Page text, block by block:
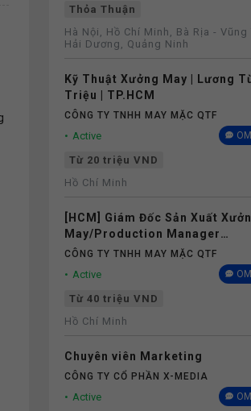
Thỏa Thuận
Hà Nội, Hồ Chí Minh, Bà Rịa - Vũng
Hải Dương, Quảng Ninh
Kỹ Thuật Xưởng May | Lương
Triệu | TP.HCM
CÔNG TY TNHH MAY MẶC QTF
Active
Từ 20 triệu VND
Hồ Chí Minh
[HCM] Giám Đốc Sản Xuất
May/Production Manager
(Garments) - Lương 40M+
CÔNG TY TNHH MAY MẶC QTF
Active
Từ 40 triệu VND
Hồ Chí Minh
Chuyên viên Marketing
CÔNG TY CỔ PHẦN X-MEDIA
Active